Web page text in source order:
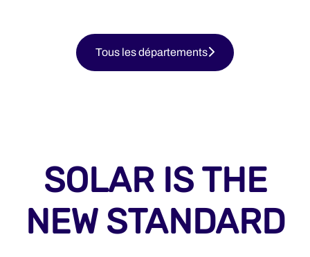
Tous les départements
SOLAR IS THE
NEW STANDARD